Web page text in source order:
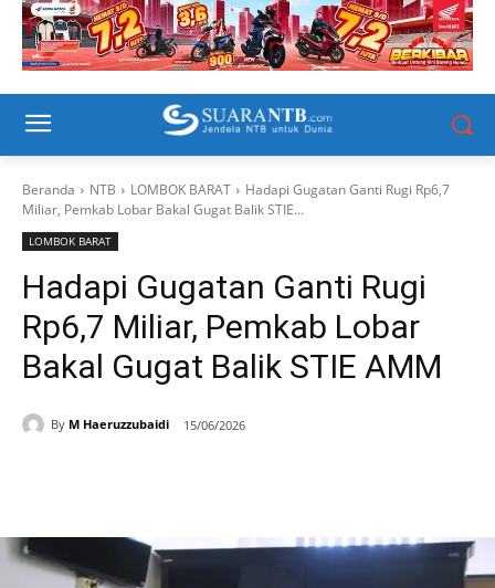
Beranda NTB LOMBOK BARAT
Hadapi Gugatan Ganti Rugi Rp6,7
Miliar, Pemkab Lobar Bakal Gugat Balik STIE...
LOMBOK BARAT
Hadapi Gugatan Ganti Rugi
Rp6,7 Miliar, Pemkab Lobar
Bakal Gugat Balik STIE AMM
By M Haeruzzubaidi 15/06/2026